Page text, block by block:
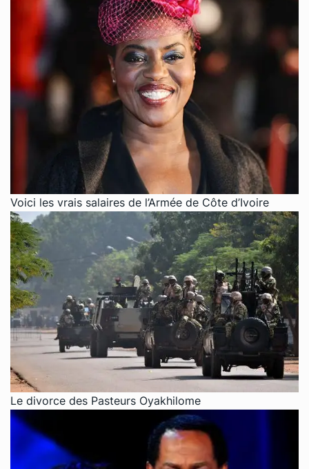
Voici les vrais salaires de l’Armée de Côte d’Ivoire
Le divorce des Pasteurs Oyakhilome